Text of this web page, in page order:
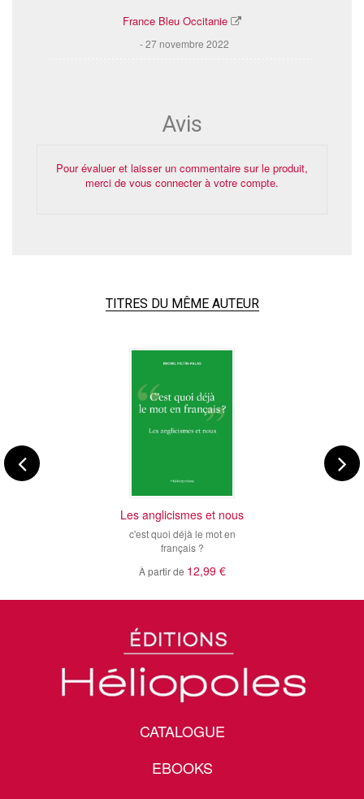
France Bleu Occitanie
27 novembre 2022
Avis
Pour évaluer et laisser un commentaire sur le produit,
merci de vous connecter à votre compte.
TITRES DU MÊME AUTEUR
Les anglicismes et nous
c'est quoi déjà le mot en
français ?
À partir de 12,99 €
CATALOGUE
EBOOKS